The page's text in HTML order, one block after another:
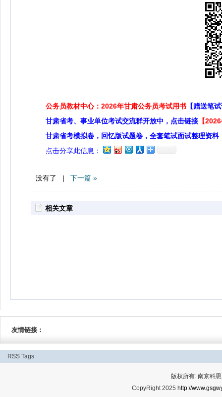
公务员教材中心：2026年甘肃公务员考试用书 【赠送笔
甘肃省考、事业单位考试交流群开放中，点击链接 【
甘肃省考模拟卷，回忆版试题卷，全套笔试面试整理资料
点击分享此信息：
没有了 | 下一篇 »
相关文章
友情链接：
RSS Tags
版权所有: 南京科
CopyRight 2025 http://